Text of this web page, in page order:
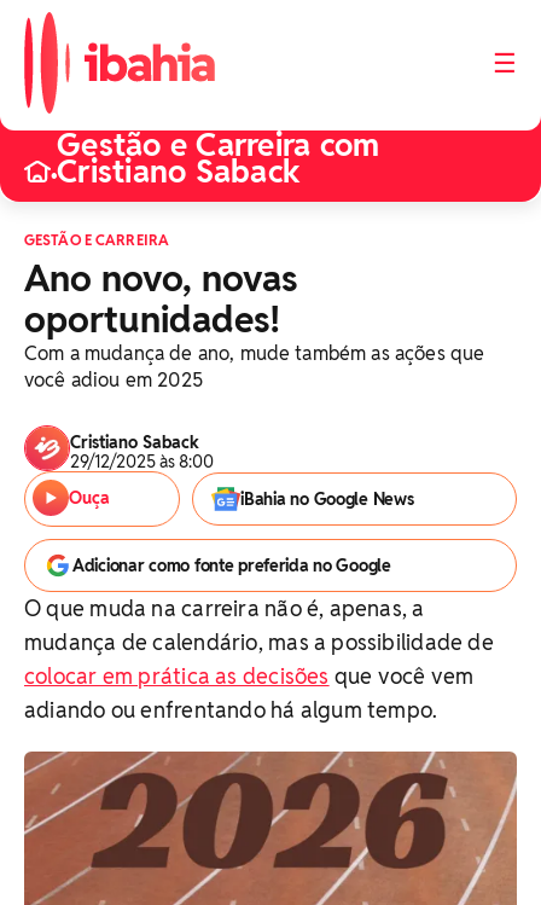
☰
•
Gestão e Carreira com
Cristiano Saback
GESTÃO E CARREIRA
Ano novo, novas
oportunidades!
Com a mudança de ano, mude também as ações que
você adiou em 2025
Cristiano Saback
29/12/2025 às 8:00
Ouça
iBahia no Google News
Adicionar como fonte preferida no Google
O que muda na carreira não é, apenas, a
mudança de calendário, mas a possibilidade de
colocar em prática as decisões que você vem
adiando ou enfrentando há algum tempo.